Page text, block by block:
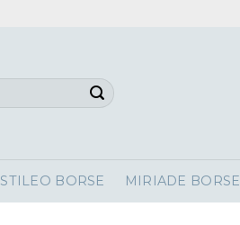
STILEO BORSE MIRIADE BORSE